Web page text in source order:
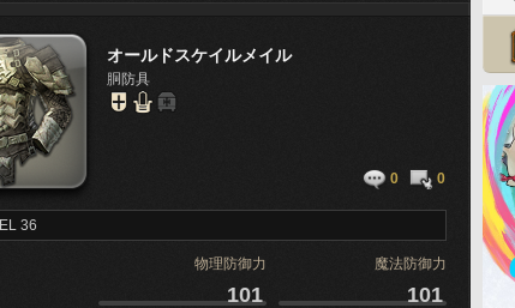
オールドスケイルメイル
胴防具
0 0
36
物理防御力 魔法防御力
101 101